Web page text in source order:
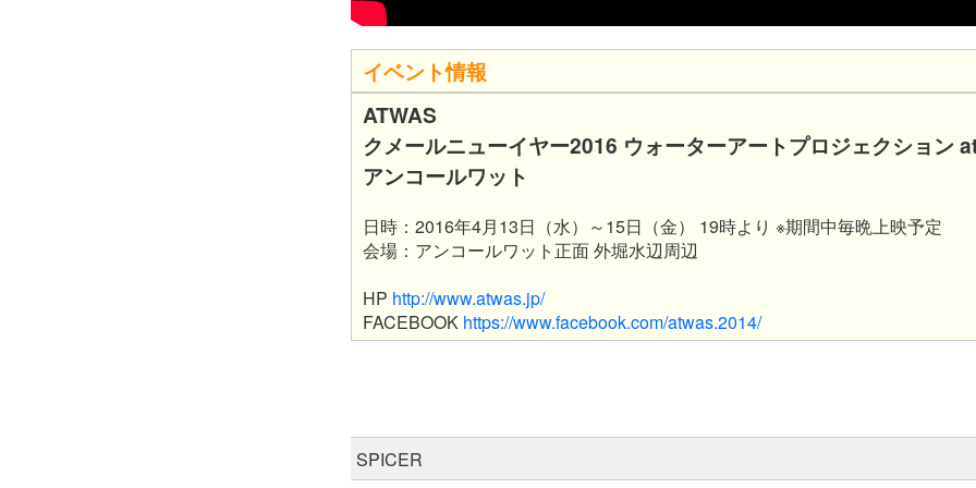
イベント情報
ATWAS
クメールニューイヤー2016 ウォーターアートプロジェクション
アンコールワット
日時：2016年4月13日（水）～15日（金） 19時より ※期間中毎晩上映予定
会場：アンコールワット正面 外堀水辺周辺
HP http://www.atwas.jp/
FACEBOOK https://www.facebook.com/atwas.2014/
SPICER